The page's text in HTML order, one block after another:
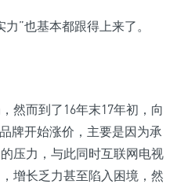
”也基本都跟得上来了。
然而到了16年末17年初，向
牌开始涨价，主要是因为承
压力，与此同时互联网电视
增长乏力甚至陷入困境，然